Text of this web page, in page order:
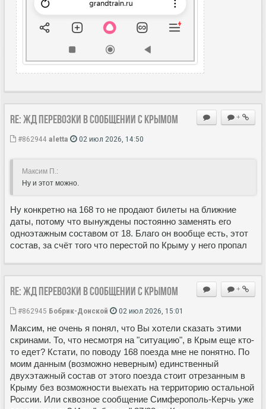
+
Re: ЖД перевозки в сообщении с Крымом
#862944 aletta 02 июл 2026, 14:50
Максим П.:
Ну и этот можно.
Ну конкретно на 168 то не продают билеты на ближние
даты, потому что вынуждены постоянно заменять его
одноэтажным составом от 18. Благо он вообще есть, этот
состав, за счёт того что перестой по Крыму у него пропал
+
Re: ЖД перевозки в сообщении с Крымом
#862945 Бобрик-Донской 02 июл 2026, 15:01
Максим, не очень я понял, что Вы хотели сказать этими
скринами. То, что несмотря на "ситуацию", в Крым еще кто-
то едет? Кстати, по поводу 168 поезда мне не понятно. По
моим данным (возможно неверным) единственный
двухэтажный состав от этого поезда стоит отрезанным в
Крыму без возможности выехать на территорию остальной
России. Или сквозное сообщение Симферополь-Керчь уже